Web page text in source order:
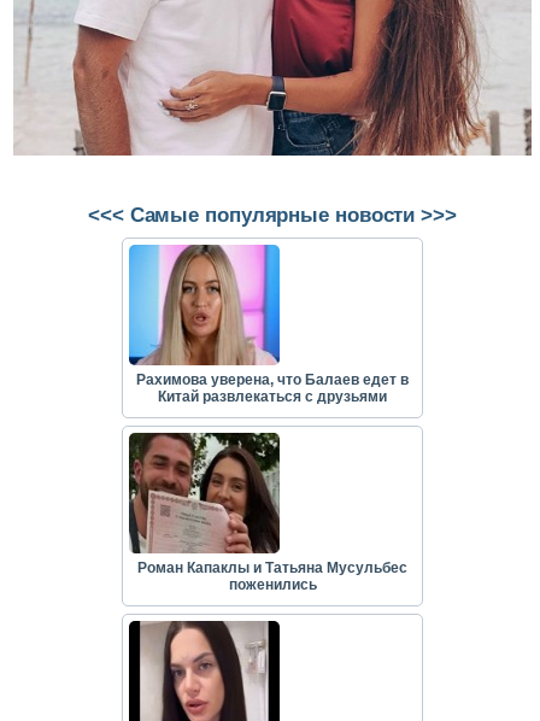
<<< Самые популярные новости >>>
Рахимова уверена, что Балаев едет в
Китай развлекаться с друзьями
Роман Капаклы и Татьяна Мусульбес
поженились